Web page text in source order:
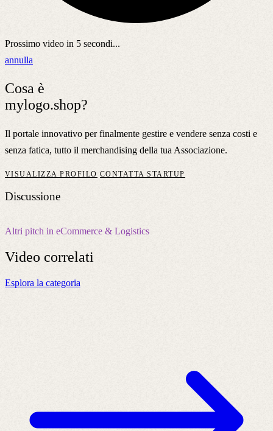
Prossimo video in 5 secondi...
annulla
Cosa è
mylogo.shop?
Il portale innovativo per finalmente gestire e vendere senza costi e
senza fatica, tutto il merchandising della tua Associazione.
VISUALIZZA PROFILO CONTATTA STARTUP
Discussione
Altri pitch in eCommerce & Logistics
Video correlati
Esplora la categoria